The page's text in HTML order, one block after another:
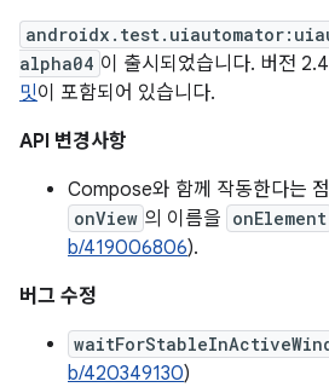
alpha04 이 출시되었습니다. 버전
밋이 포함되어 있습니다.
API 변경사항
Compose와 함께 작동한다는
onView 의 이름을 onElement
b/419006806).
버그 수정
b/420349130)